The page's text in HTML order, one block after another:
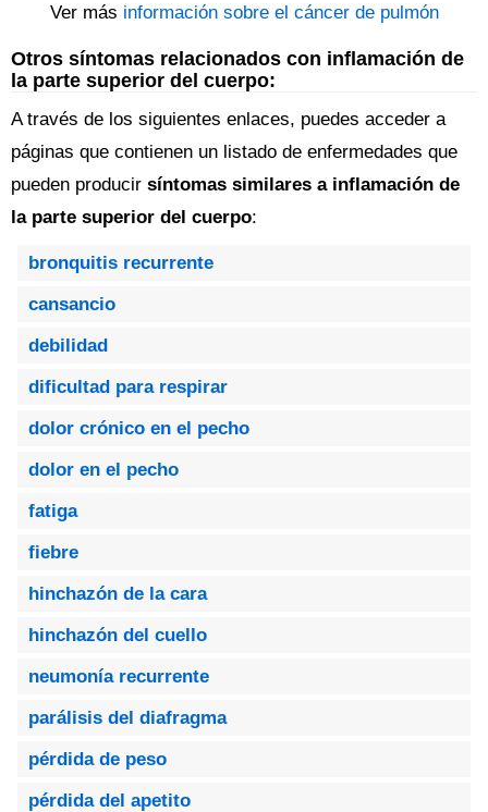
Ver más información sobre el cáncer de pulmón
Otros síntomas relacionados con inflamación de
la parte superior del cuerpo:
A través de los siguientes enlaces, puedes acceder a
páginas que contienen un listado de enfermedades que
pueden producir síntomas similares a inflamación de
la parte superior del cuerpo:
bronquitis recurrente
cansancio
debilidad
dificultad para respirar
dolor crónico en el pecho
dolor en el pecho
fatiga
fiebre
hinchazón de la cara
hinchazón del cuello
neumonía recurrente
parálisis del diafragma
pérdida de peso
pérdida del apetito